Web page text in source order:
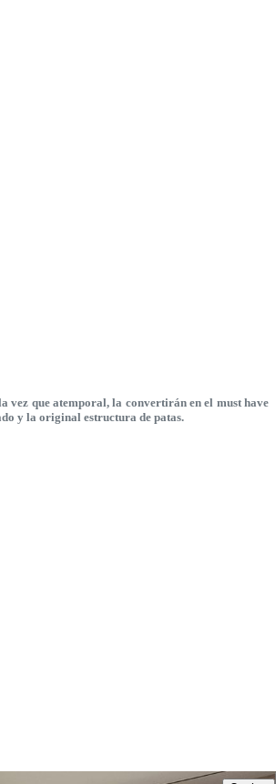
vez que atemporal, la convertirán en el must have
y la original estructura de patas.